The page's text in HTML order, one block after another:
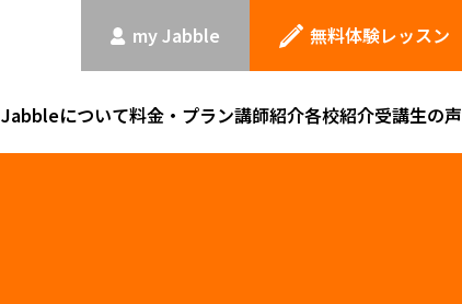
my Jabble 無料体験レッスン
Jabbleについて料金・プラン講師紹介各校紹介受講生の声